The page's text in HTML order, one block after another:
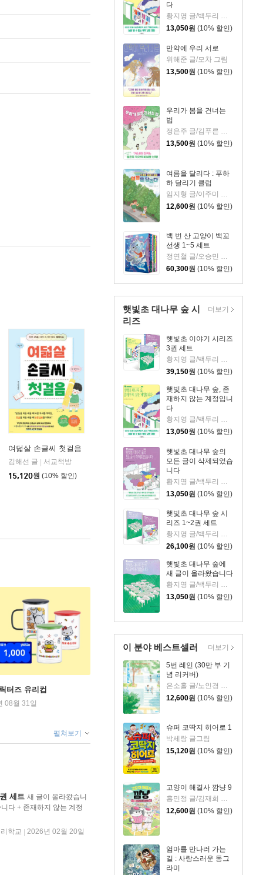
다
황지영 글/백두리 그림
13,050원 (10% 할인)
만약에 우리 서로
위해준 글/모차 그림
13,500원 (10% 할인)
우리가 봄을 건너는
법
정은주 글/김푸른 그림
13,500원 (10% 할인)
여름을 달리다 : 푸하
하 달리기 클럽
12,600원 (10% 할인)
백 번 산 고양이 백꼬
선생 1~5 세트
정연철 글/오승민 그림
60,300원 (10% 할인)
햇빛초 대나무 숲 시
리즈
햇빛초 이야기 시리즈
3권 세트
39,150원 (10% 할인)
햇빛초 대나무 숲, 존
재하지 않는 계정입니
다
13,050원 (10% 할인)
햇빛초 대나무 숲의
모든 글이 삭제되었습
니다
황지영 글/백두리 그림
13,050원 (10% 할인)
햇빛초 대나무 숲 시
리즈 1~2권 세트
황지영 글/백두리 그림
26,100원 (10% 할인)
햇빛초 대나무 숲에
새 글이 올라왔습니다
황지영 글/백두리 그림
13,050원 (10% 할인)
더보기
이 분야 베스트셀러
5번 레인 (30만 부 기
념 리커버)
은소홀 글/노인경 그림
12,600원 (10% 할인)
슈퍼 코딱지 히어로 1
박세랑 글그림
15,120원 (10% 할인)
고양이 해결사 깜냥 9
홍민정 글/김재희 그림
12,600원 (10% 할인)
엄마를 만나러 가는
길 : 사랑스러운 동그
라미
더보기
여덟살 손글씨 첫걸음
김해선 글
서교책방
15,120원 (10% 할인)
터즈 유리컵
08월 31일
펼쳐보기
세트 새 글이 올라왔습니
다 + 존재하지 않는 계정
학교 2026년 02월 20일